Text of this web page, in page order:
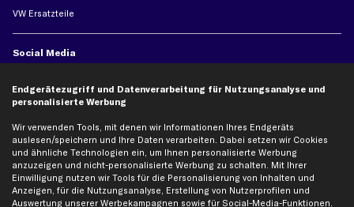
VW Ersatzteile
Social Media
Jetzt APP Downloaden
kfzteile24 Newsletter
Endgerätezugriff und Datenverarbeitung für Nutzungsanalyse und
personalisierte Werbung
Wir verwenden Tools, mit denen wir Informationen Ihres Endgeräts
auslesen/speichern und Ihre Daten verarbeiten. Dabei setzen wir Cookies
und ähnliche Technologien ein, um Ihnen personalisierte Werbung
anzuzeigen und nicht-personalisierte Werbung zu schalten. Mit Ihrer
Einwilligung nutzen wir Tools für die Personalisierung von Inhalten und
Anzeigen, für die Nutzungsanalyse, Erstellung von Nutzerprofilen und
Auswertung unserer Werbekampagnen sowie für Social-Media-Funktionen.